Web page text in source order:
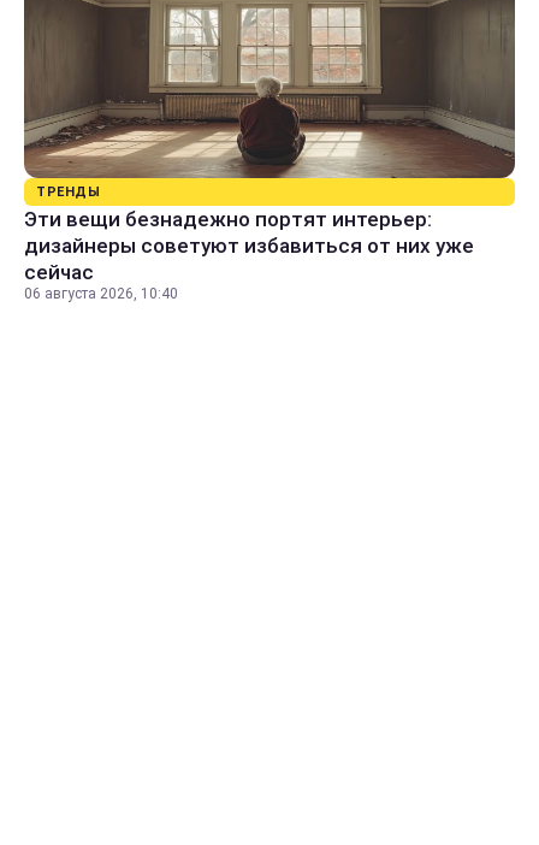
ТРЕНДЫ
Эти вещи безнадежно портят интерьер:
дизайнеры советуют избавиться от них уже
сейчас
06 августа 2026, 10:40